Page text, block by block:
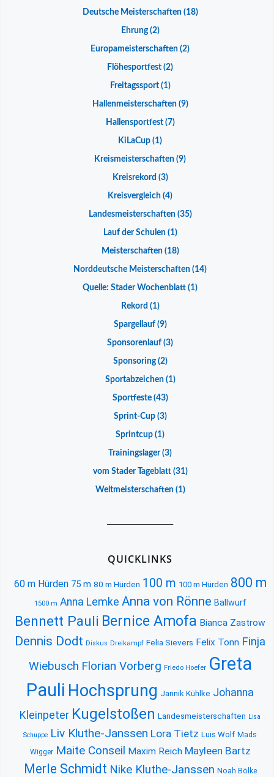
Deutsche Meisterschaften(18)
Ehrung(2)
Europameisterschaften (2)
Flöhesportfest (2)
Freitagssport(1)
Hallenmeisterschaften(9)
Hallensportfest(7)
KiLaCup (1)
Kreismeisterschaften (9)
Kreisrekord (3)
Kreisvergleich (4)
Landesmeisterschaften(35)
Lauf der Schulen(1)
Meisterschaften(18)
Norddeutsche Meisterschaften (14)
Quelle: Stader Wochenblatt (1)
Rekord (1)
Spargellauf(9)
Sponsorenlauf (3)
Sponsoring(2)
Sportabzeichen(1)
Sportfeste(43)
Sprint-Cup(3)
Sprintcup (1)
Trainingslager(3)
vom Stader Tageblatt(31)
Weltmeisterschaften(1)
QUICKLINKS
60 m Hürden 75 m 80 m Hürden 100 m 100 m Hürden 800 m
1500 m Anna Lemke Anna von Rönne Ballwurf
Bennett Pauli Bernice Amofa Bianca Zastrow
Dennis Dodt Diskus Dreikampf Felia Sievers Felix Tonn Finja
Wiebusch Florian Vorberg Friedo Hoefer Greta
Pauli Hochsprung Jannik Kühlke Johanna
Kleinpeter Kugelstoßen Landesmeisterschaften Lisa
Schuppe Liv Kluthe-Janssen Lora Tietz Luis Wolf Mads
Wigger Maite Conseil Maxim Reich Mayleen Bartz
Merle Schmidt Nike Kluthe-Janssen Noah Bölke